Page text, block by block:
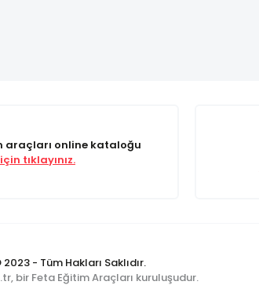
araçları online kataloğu
tıklayınız.
- Tüm Hakları Saklıdır.
bir Feta Eğitim Araçları kuruluşudur.